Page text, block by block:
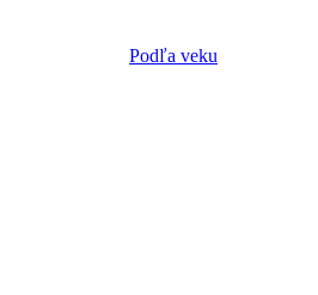
Podľa veku